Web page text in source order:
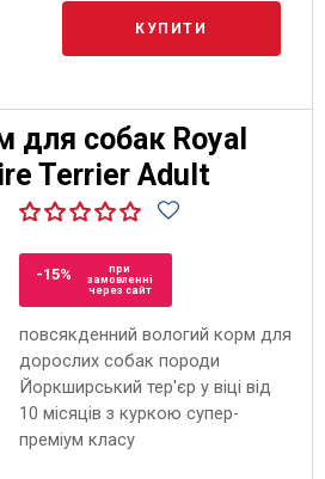
КУПИТИ
для собак Royal
Terrier Adult
-15%
при
замовленні
через сайт
повсякденний вологий корм для
дорослих собак породи
Йоркширський тер'єр у віці від
10 місяців з куркою супер-
преміум класу